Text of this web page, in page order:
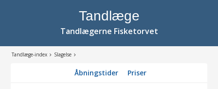
Tandlæge
Tandlægerne Fisketorvet
Tandlæge-index Slagelse
Åbningstider Priser